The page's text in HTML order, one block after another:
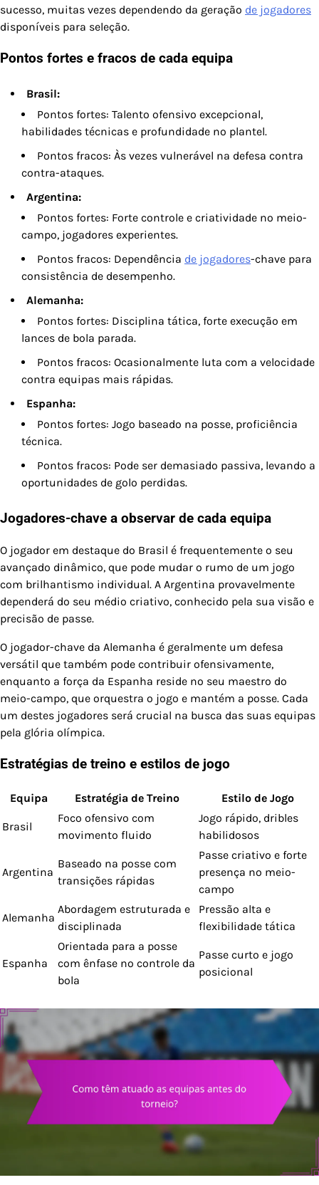
sucesso, muitas vezes dependendo da geração de jogadores
disponíveis para seleção.
Pontos fortes e fracos de cada equipa
Brasil:
Pontos fortes: Talento ofensivo excepcional,
habilidades técnicas e profundidade no plantel.
Pontos fracos: Às vezes vulnerável na defesa contra
contra-ataques.
Argentina:
Pontos fortes: Forte controle e criatividade no meio-
campo, jogadores experientes.
Pontos fracos: Dependência de jogadores-chave para
consistência de desempenho.
Alemanha:
Pontos fortes: Disciplina tática, forte execução em
lances de bola parada.
Pontos fracos: Ocasionalmente luta com a velocidade
contra equipas mais rápidas.
Espanha:
Pontos fortes: Jogo baseado na posse, proficiência
técnica.
Pontos fracos: Pode ser demasiado passiva, levando a
oportunidades de golo perdidas.
Jogadores-chave a observar de cada equipa
O jogador em destaque do Brasil é frequentemente o seu
avançado dinâmico, que pode mudar o rumo de um jogo
com brilhantismo individual. A Argentina provavelmente
dependerá do seu médio criativo, conhecido pela sua visão e
precisão de passe.
O jogador-chave da Alemanha é geralmente um defesa
versátil que também pode contribuir ofensivamente,
enquanto a força da Espanha reside no seu maestro do
meio-campo, que orquestra o jogo e mantém a posse. Cada
um destes jogadores será crucial na busca das suas equipas
pela glória olímpica.
Estratégias de treino e estilos de jogo
Equipa Estratégia de Treino Estilo de Jogo
Brasil
Foco ofensivo com
movimento fluido
Jogo rápido, dribles
habilidosos
Argentina
Baseado na posse com
transições rápidas
Passe criativo e forte
presença no meio-
campo
Alemanha
Abordagem estruturada e
disciplinada
Pressão alta e
flexibilidade tática
Espanha
Orientada para a posse
com ênfase no controle da
bola
Passe curto e jogo
posicional